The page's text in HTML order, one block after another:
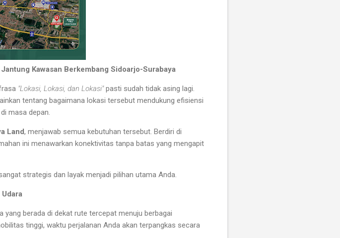
Kawasan Berkembang Sidoarjo-Surabaya
"Lokasi, Lokasi, dan Lokasi"pasti sudah tidak asing lagi.
tentang bagaimana lokasi tersebut mendukung efisiensi
masa depan.
Land, menjawab semua kebutuhan tersebut. Berdiri di
ini menawarkan konektivitas tanpa batas yang mengapit
strategis dan layak menjadi pilihan utama Anda.
yang berada di dekat rute tercepat menuju berbagai
tinggi, waktu perjalanan Anda akan terpangkas secara